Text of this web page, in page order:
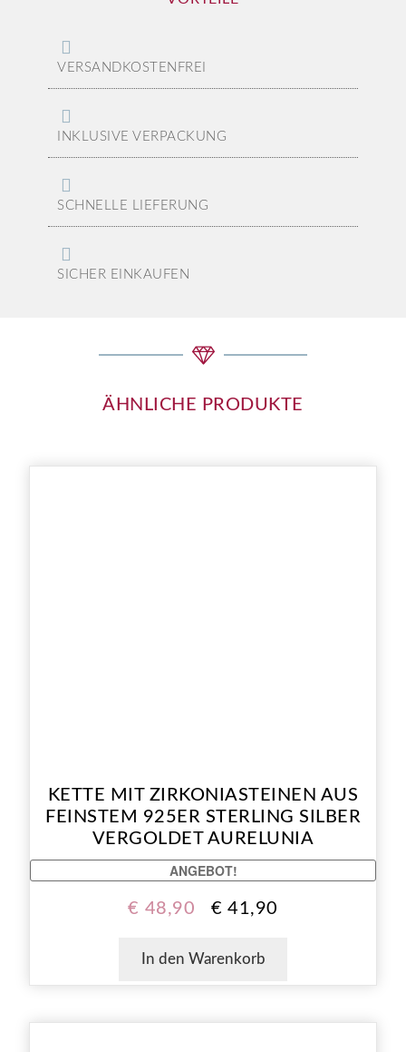
VERSANDKOSTENFREI
INKLUSIVE VERPACKUNG
SCHNELLE LIEFERUNG
SICHER EINKAUFEN
ÄHNLICHE PRODUKTE
KETTE MIT ZIRKONIASTEINEN AUS
FEINSTEM 925ER STERLING SILBER
VERGOLDET AURELUNIA
ANGEBOT!
€ 48,90 € 41,90
In den Warenkorb